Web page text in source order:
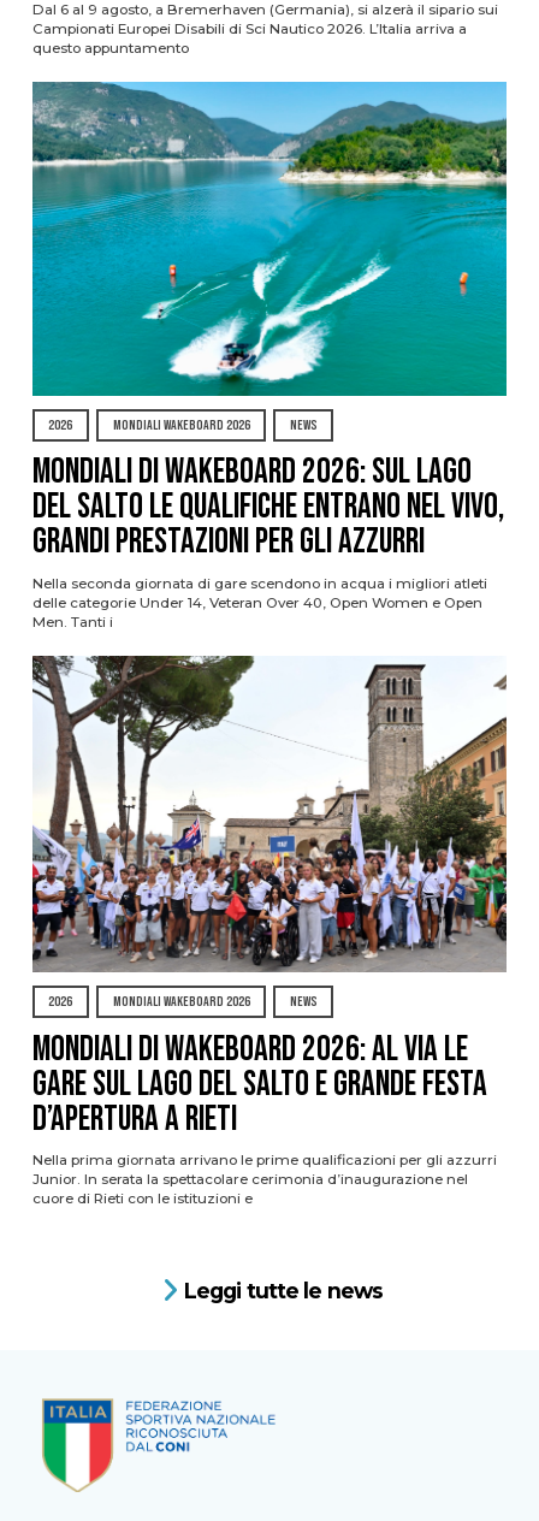
Dal 6 al 9 agosto, a Bremerhaven (Germania), si alzerà il sipario sui
Campionati Europei Disabili di Sci Nautico 2026. L’Italia arriva a
questo appuntamento
2026 MONDIALI WAKEBOARD 2026 NEWS
Mondiali di Wakeboard 2026: sul Lago
del Salto le qualifiche entrano nel vivo,
grandi prestazioni per gli azzurri
Nella seconda giornata di gare scendono in acqua i migliori atleti
delle categorie Under 14, Veteran Over 40, Open Women e Open
Men. Tanti i
2026 MONDIALI WAKEBOARD 2026 NEWS
Mondiali di Wakeboard 2026: al via le
gare sul Lago del Salto e grande festa
d’apertura a Rieti
Nella prima giornata arrivano le prime qualificazioni per gli azzurri
Junior. In serata la spettacolare cerimonia d’inaugurazione nel
cuore di Rieti con le istituzioni e
Leggi tutte le news